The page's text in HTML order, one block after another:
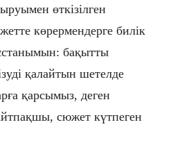
өткізілген
көрермендерге билік
бақытты
қалайтын шетелде
қарсымыз, деген
сюжет күтпеген